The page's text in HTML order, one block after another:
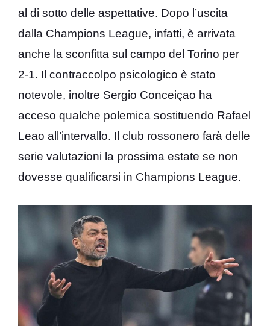
al di sotto delle aspettative. Dopo l’uscita
dalla Champions League, infatti, è arrivata
anche la sconfitta sul campo del Torino per
2-1. Il contraccolpo psicologico è stato
notevole, inoltre Sergio Conceiçao ha
acceso qualche polemica sostituendo Rafael
Leao all’intervallo. Il club rossonero farà delle
serie valutazioni la prossima estate se non
dovesse qualificarsi in Champions League.